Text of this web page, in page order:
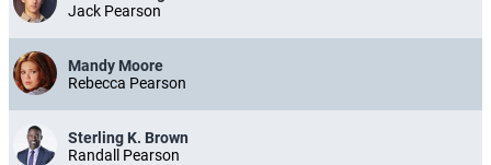
Jack Pearson
Mandy Moore
Rebecca Pearson
Sterling K. Brown
Randall Pearson